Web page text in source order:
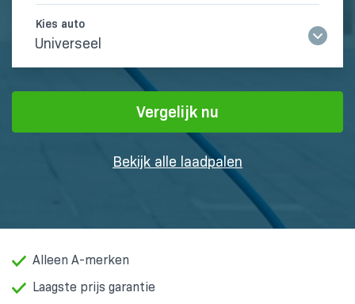
Universeel
Vergelijk nu
Bekijk alle laadpalen
Alleen A-merken
Laagste prijs garantie